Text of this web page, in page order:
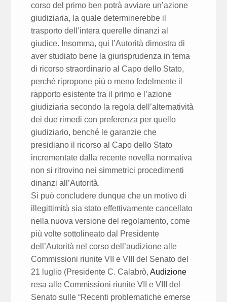
corso del primo ben potrà avviare un’azione
giudiziaria, la quale determinerebbe il
trasporto dell’intera querelle dinanzi al
giudice. Insomma, qui l’Autorità dimostra di
aver studiato bene la giurisprudenza in tema
di ricorso straordinario al Capo dello Stato,
perché ripropone più o meno fedelmente il
rapporto esistente tra il primo e l’azione
giudiziaria secondo la regola dell’alternatività
dei due rimedi con preferenza per quello
giudiziario, benché le garanzie che
presidiano il ricorso al Capo dello Stato
incrementate dalla recente novella normativa
non si ritrovino nei simmetrici procedimenti
dinanzi all’Autorità.
Si può concludere dunque che un motivo di
illegittimità sia stato effettivamente cancellato
nella nuova versione del regolamento, come
più volte sottolineato dal Presidente
dell’Autorità nel corso dell’audizione alle
Commissioni riunite VII e VIII del Senato del
21 luglio (Presidente C. Calabrò,Audizione
resa alle Commissioni riunite VII e VIII del
Senato sulle “Recenti problematiche emerse